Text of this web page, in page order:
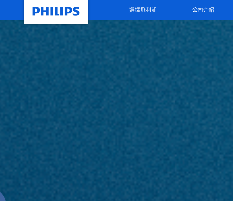
選擇飛利浦 公司介紹